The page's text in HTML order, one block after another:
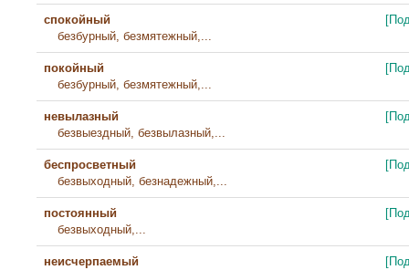
спокойный
безбурный, безмятежный,...
покойный
безбурный, безмятежный,...
невылазный
безвыездный, безвылазный,...
беспросветный
безвыходный, безнадежный,...
постоянный
безвыходный,...
неисчерпаемый